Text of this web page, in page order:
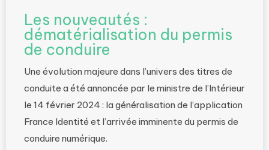
Les nouveautés :
dématérialisation du permis
de conduire
Une évolution majeure dans l’univers des titres de
conduite a été annoncée par le ministre de l’Intérieur
le 14 février 2024 : la généralisation de l’application
France Identité et l’arrivée imminente du permis de
conduire numérique.